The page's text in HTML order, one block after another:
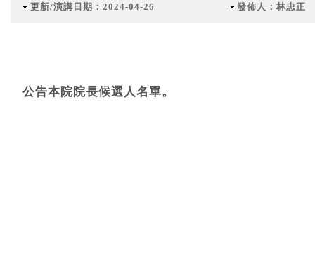
更新/演講日期：2024-04-26 發佈人：林忠正
公告本院院長候選人名單。